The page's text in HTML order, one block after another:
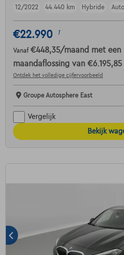
12/2022 44.440 km Hybride
€22.990 1
Vanaf €448,35/maand met een
maandaflossing van €6.195,85
Ontdek het volledige cijfervoorbeeld
Groupe Autosphere East
Vergelijk
Bekijk